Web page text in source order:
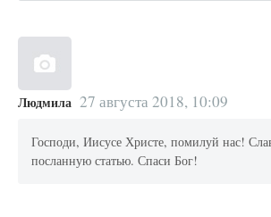
Людмила 27 августа 2018, 10:09
Господи, Иисусе Христе, помилуй нас!
посланную статью. Спаси Бог!